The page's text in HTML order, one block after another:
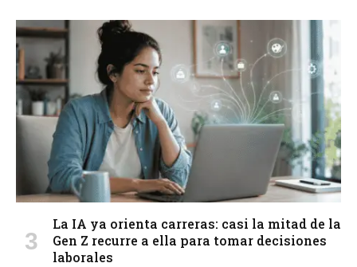
La IA ya orienta carreras: casi la mitad de la
Gen Z recurre a ella para tomar decisiones
laborales